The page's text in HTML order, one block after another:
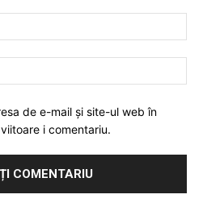
de e-mail și site-ul web în
i comentariu.